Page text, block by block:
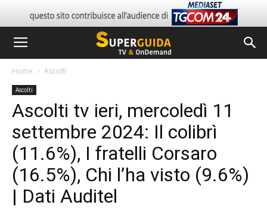
Home Ascolti
Ascolti
Ascolti tv ieri, mercoledì 11
settembre 2024: Il colibrì
(11.6%), I fratelli Corsaro
(16.5%), Chi l’ha visto (9.6%)
| Dati Auditel